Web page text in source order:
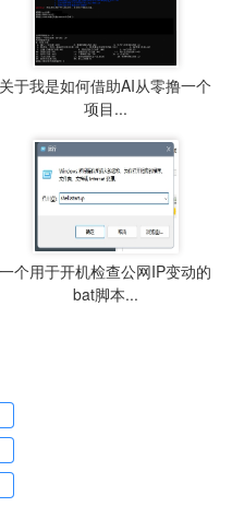
关于我是如何借助AI从零撸一个
项目...
一个用于开机检查公网IP变动的
bat脚本...